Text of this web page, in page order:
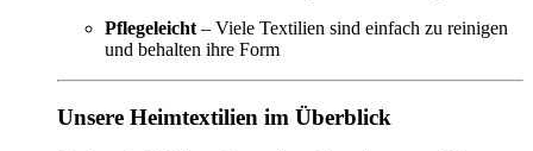
Pflegeleicht – Viele Textilien sind einfach zu reinigen
und behalten ihre Form
Unsere Heimtextilien im Überblick